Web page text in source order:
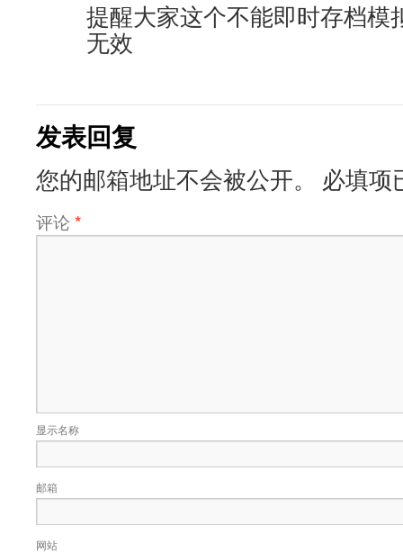
提醒大家这个不能即时存档模
无效
发表回复
您的邮箱地址不会被公开。 必填项
评论 *
显示名称
邮箱
网站